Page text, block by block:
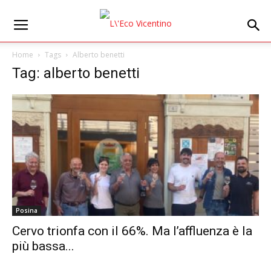
Home Tags Alberto benetti
Tag: alberto benetti
Posina
Cervo trionfa con il 66%. Ma l’affluenza è la
più bassa...